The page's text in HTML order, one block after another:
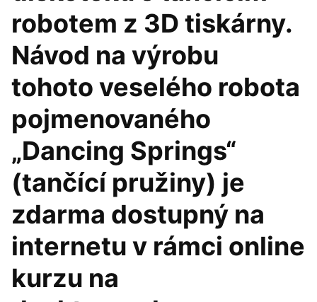
robotem z 3D tiskárny.
Návod na výrobu
tohoto veselého robota
pojmenovaného
„Dancing Springs“
(tančící pružiny) je
zdarma dostupný na
internetu v rámci online
kurzu na